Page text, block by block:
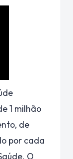
1 milhão
de
por cada
O